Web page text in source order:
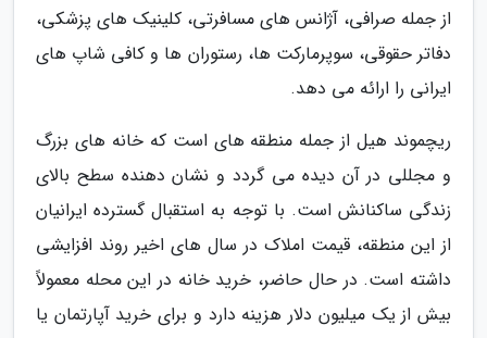
از جمله صرافی، آژانس های مسافرتی، کلینیک های پزشکی،
دفاتر حقوقی، سوپرمارکت ها، رستوران ها و کافی شاپ های
ایرانی را ارائه می دهد.
ریچموند هیل از جمله منطقه های است که خانه های بزرگ
و مجللی در آن دیده می گردد و نشان دهنده سطح بالای
زندگی ساکنانش است. با توجه به استقبال گسترده ایرانیان
از این منطقه، قیمت املاک در سال های اخیر روند افزایشی
داشته است. در حال حاضر، خرید خانه در این محله معمولاً
بیش از یک میلیون دلار هزینه دارد و برای خرید آپارتمان یا